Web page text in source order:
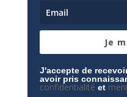
Je
J'accepte de
avoir pris
confidentialité et